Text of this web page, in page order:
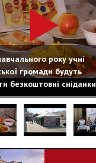
року учні
громади будуть
безкоштовні сніданки